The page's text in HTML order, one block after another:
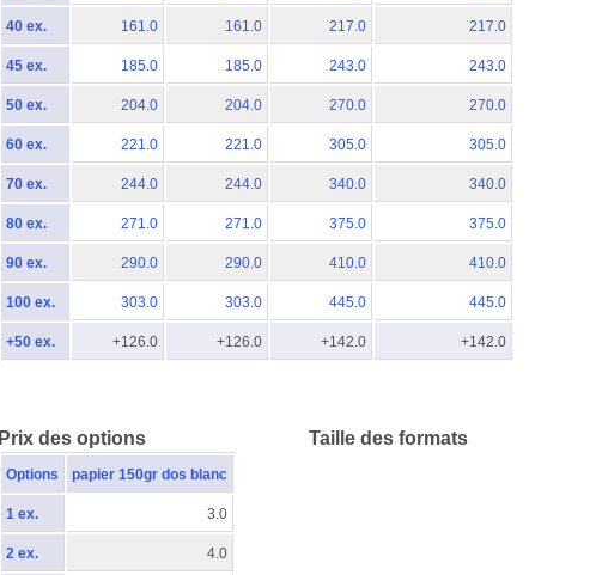
40 ex. 161.0 161.0 217.0 217.0
45 ex. 185.0 185.0 243.0 243.0
50 ex. 204.0 204.0 270.0 270.0
60 ex. 221.0 221.0 305.0 305.0
70 ex. 244.0 244.0 340.0 340.0
80 ex. 271.0 271.0 375.0 375.0
90 ex. 290.0 290.0 410.0 410.0
100 ex. 303.0 303.0 445.0 445.0
+50 ex. +126.0 +126.0 +142.0 +142.0
Prix des options
Options papier 150gr dos blanc
1 ex. 3.0
2 ex. 4.0
Taille des formats